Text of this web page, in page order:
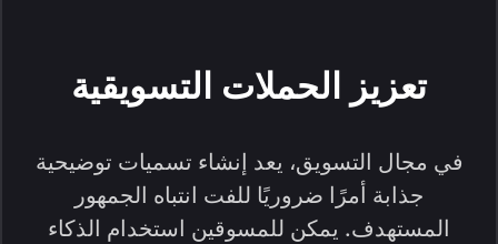
تعزيز الحملات التسويقية
في مجال التسويق، يعد إنشاء تسميات توضيحية
جذابة أمرًا ضروريًا للفت انتباه الجمهور
المستهدف. يمكن للمسوقين استخدام الذكاء